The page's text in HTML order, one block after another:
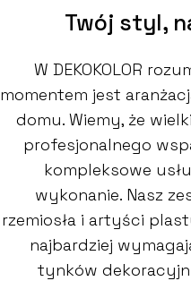
Twój styl,
W DEKOKOLOR
momentem jest
domu. Wiemy, że
profesjonalnego
kompleksowe
wykonanie. Nasz
rzemiosła i artyści
najbardziej
tynków